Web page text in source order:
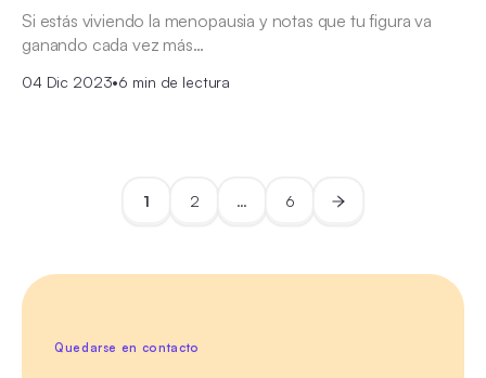
Si estás viviendo la menopausia y notas que tu figura va
ganando cada vez más…
04 Dic 2023•6 min de lectura
1 2 … 6
Quedarse en contacto